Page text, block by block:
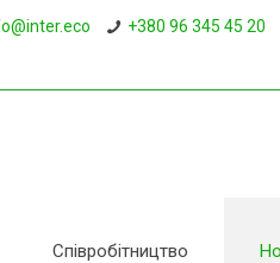
+380 96 345 45 20
Співробітництво